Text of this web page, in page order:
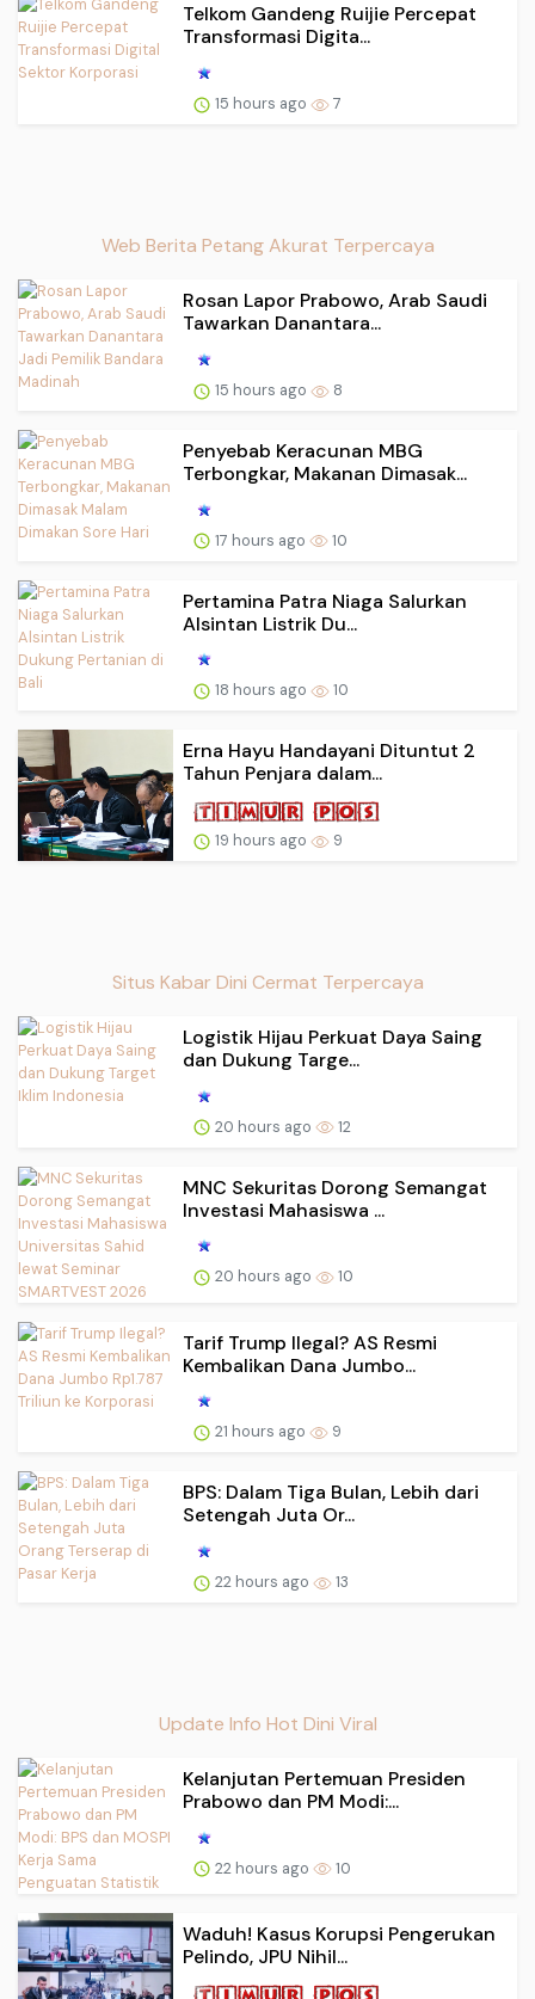
Telkom Gandeng Ruijie Percepat
Transformasi Digita...
15 hours ago 7
Web Berita Petang Akurat Terpercaya
Rosan Lapor Prabowo, Arab Saudi
Tawarkan Danantara...
15 hours ago 8
Penyebab Keracunan MBG
Terbongkar, Makanan Dimasak...
17 hours ago 10
Pertamina Patra Niaga Salurkan
Alsintan Listrik Du...
18 hours ago 10
Erna Hayu Handayani Dituntut 2
Tahun Penjara dalam...
19 hours ago 9
Situs Kabar Dini Cermat Terpercaya
Logistik Hijau Perkuat Daya Saing
dan Dukung Targe...
20 hours ago 12
MNC Sekuritas Dorong Semangat
Investasi Mahasiswa ...
20 hours ago 10
Tarif Trump Ilegal? AS Resmi
Kembalikan Dana Jumbo...
21 hours ago 9
BPS: Dalam Tiga Bulan, Lebih dari
Setengah Juta Or...
22 hours ago 13
Update Info Hot Dini Viral
Kelanjutan Pertemuan Presiden
Prabowo dan PM Modi:...
22 hours ago 10
Waduh! Kasus Korupsi Pengerukan
Pelindo, JPU Nihil...